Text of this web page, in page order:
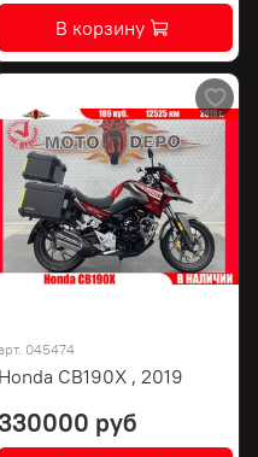
В корзину
045474
Honda CB190X , 2019
руб